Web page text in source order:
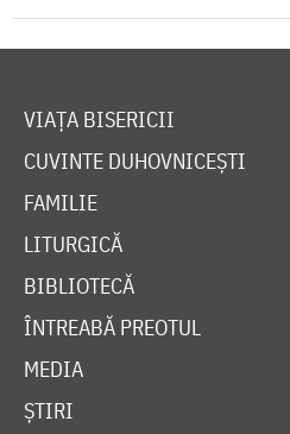
VIAȚA BISERICII
CUVINTE DUHOVNICEȘTI
FAMILIE
LITURGICĂ
BIBLIOTECĂ
ÎNTREABĂ PREOTUL
MEDIA
ȘTIRI